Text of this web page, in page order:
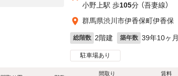
小野上駅 歩105分 （吾妻線）
群馬県渋川市伊香保町伊香保
総階数 2階建 築年数 39年10ヶ月
駐車場あり
間取り
賃料